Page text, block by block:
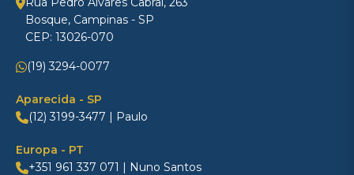
Bosque, Campinas - SP
CEP: 13026-070
(19) 3294-0077
Aparecida - SP
(12) 3199-3477 | Paulo
Europa - PT
+351 961 337 071 | Nuno Santos